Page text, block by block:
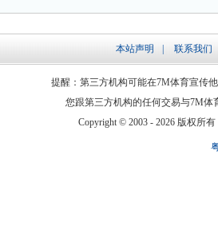
本站声明 联系我们
提醒：第三方机构可能在7M体育宣传
您跟第三方机构的任何交易与7M
Copyright © 2003 - 2026 版权所有